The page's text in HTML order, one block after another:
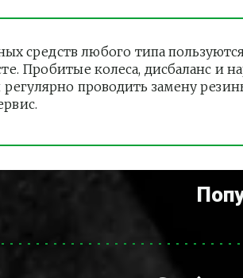
средств любого типа
Пробитые колеса, дисбаланс и
регулярно проводить замену